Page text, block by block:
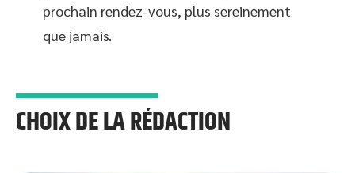
prochain rendez-vous, plus sereinement
que jamais.
CHOIX DE LA RÉDACTION